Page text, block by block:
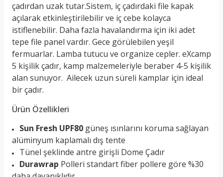
çadırdan uzak tutar.Sistem, iç çadırdaki file kapak
açılarak etkinleştirilebilir ve iç cebe kolayca
istiflenebilir. Daha fazla havalandırma için iki adet
tepe file panel vardır. Gece görülebilen yeşil
fermuarlar. Lamba tutucu ve organize cepler. eXcamp
5 kişilik çadır, kamp malzemeleriyle beraber 4-5 kişilik
alan sunuyor. Ailecek uzun süreli kamplar için ideal
bir çadır.
Ürün Özellikleri
Sun Fresh UPF80 güneş ısınlarını koruma sağlayan
alüminyum kaplamalı dış tente
Tünel şeklinde antre girişli Dome Çadır
Durawrap Polleri standart fiber pollere göre %30